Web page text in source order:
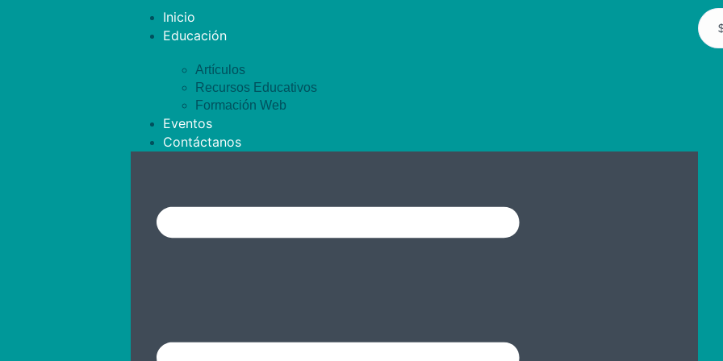
Inicio
Educación
Artículos
Recursos Educativos
Formación Web
Eventos
Contáctanos